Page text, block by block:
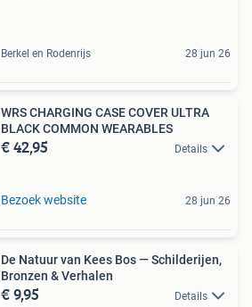
Berkel en Rodenrijs 28 jun 26
WRS CHARGING CASE COVER ULTRA
BLACK COMMON WEARABLES
€ 42,95 Details
Bezoek website 28 jun 26
De Natuur van Kees Bos — Schilderijen,
Bronzen & Verhalen
€ 9,95 Details